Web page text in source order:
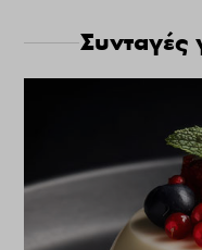
Συνταγές